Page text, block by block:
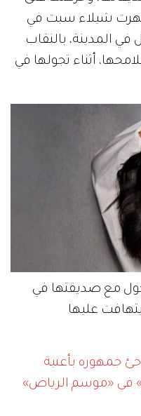
شيلاء سبت في
في المدينة، بالنقاب
أثناء تجولها في
مع صديقتها في
عليها
جمهوره بأغنية
في «موسم الرياض»